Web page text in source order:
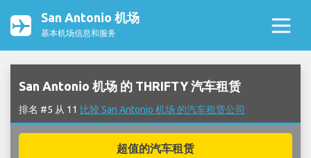
San Antonio 机场
基本机场信息和服务
San Antonio 机场 的 THRIFTY 汽车租赁
排名 #5 从 11 比较 San Antonio 机场 的汽车租赁公司
超值的汽车租赁